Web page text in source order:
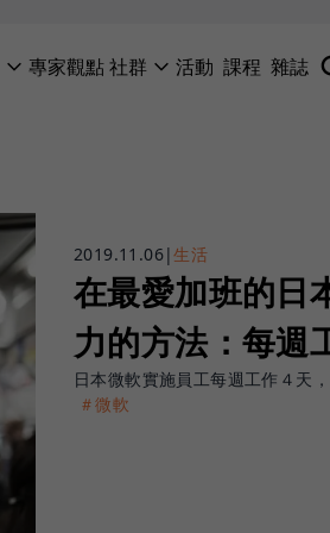
專家觀點社群 活動 課程 雜誌
2019.11.06|生活
在最愛加班的日
力的方法：每週
日本微軟實施員工每週工作４天
＃微軟